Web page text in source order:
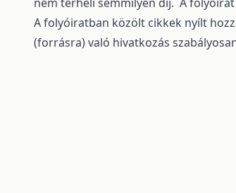
A folyóiratban közölt cikkek nyílt
(forrásra) való hivatkozás